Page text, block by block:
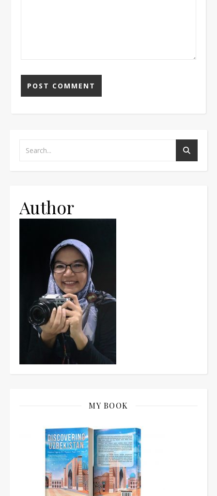
Author
MY BOOK